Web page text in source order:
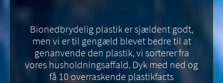
Bionedbrydelig plastik er sjældent godt,
men vi er til gengæld blevet bedre til at
genanvende den plastik, vi sorterer fra
vores husholdningsaffald. Dyk med ned og
få 10 overraskende plastikfacts